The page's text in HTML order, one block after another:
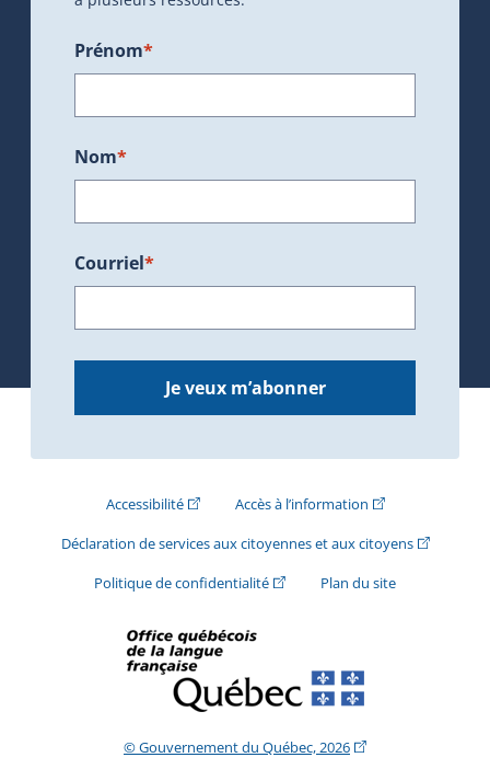
Prénom*
Nom*
Courriel*
Je veux m’abonner
Accessibilité(Cet hyperlien externe s'ouvrira dans une
Accès à l’information(Cet hyperlien
Déclaration de services aux citoyennes et aux citoyens(Cet
Politique de confidentialité(Cet hyperlien externe s'ouvrira
Plan du site
© Gouvernement du Québec, 2026(Cet hyperlien